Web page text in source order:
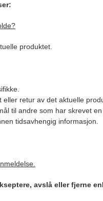
produktet.
retur av det aktuelle
til andre som har skrevet
tidsavhengig informasjon.
avslå eller fjerne